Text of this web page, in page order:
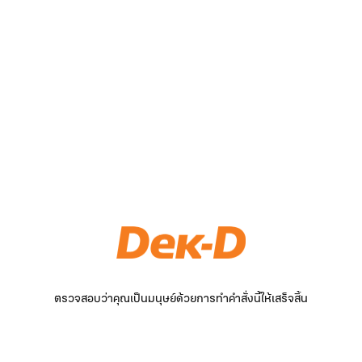
ตรวจสอบว่าคุณเป็นมนุษย์ด้วยการทำคำสั่งนี้ให้เสร็จสิ้น